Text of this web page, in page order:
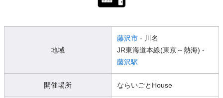
地域
藤沢市 - 川名
JR東海道本線(東京～熱海) -
藤沢駅
開催場所 ならいごとHouse